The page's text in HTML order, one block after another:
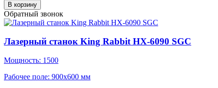
В корзину
Обратный звонок
Лазерный станок King Rabbit HX-6090 SGC
Мощность: 1500
Рабочее поле: 900x600 мм